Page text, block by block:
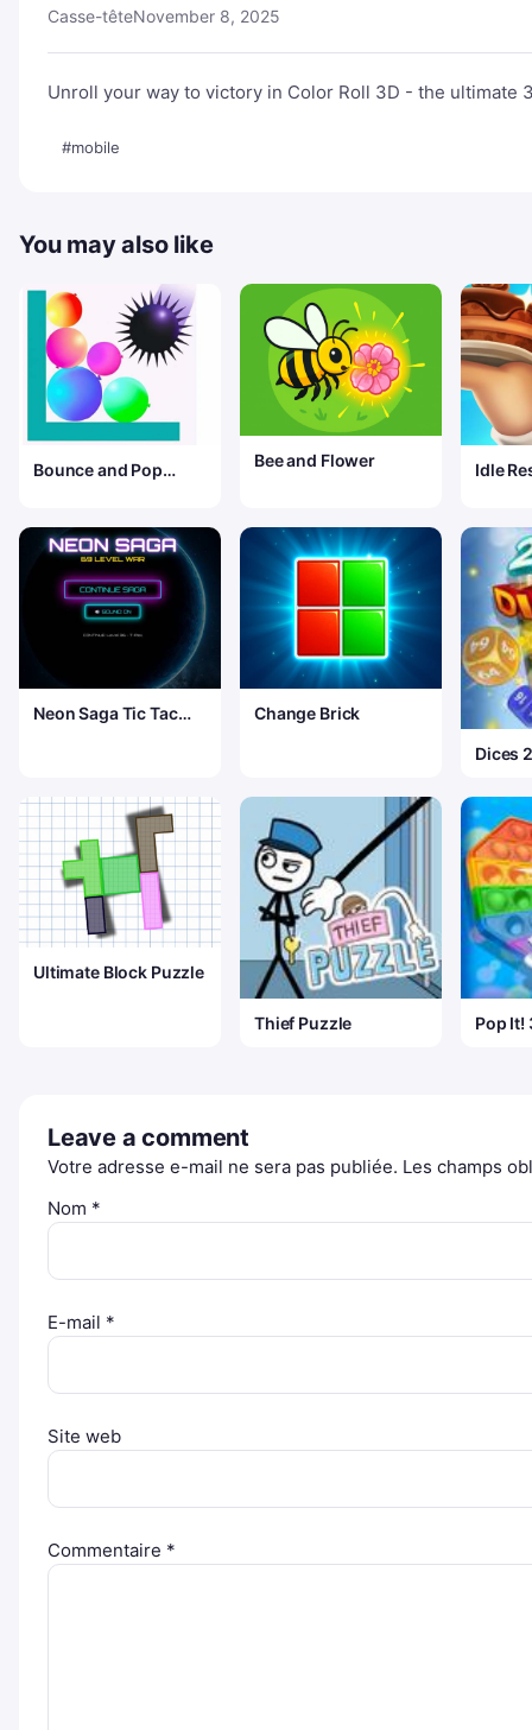
Casse-têteNovember 8, 2025
Unroll your way to victory in Color Roll 3D - the ultimate
#mobile
You may also like
Bounce and Pop
Bee and Flower Idle
Neon Saga Tic Tac
Change Brick
Dices
Ultimate Block Puzzle
Thief Puzzle Pop It!
Leave a comment
Votre adresse e-mail ne sera pas publiée. Les champs
Nom *
E-mail *
Site web
Commentaire *